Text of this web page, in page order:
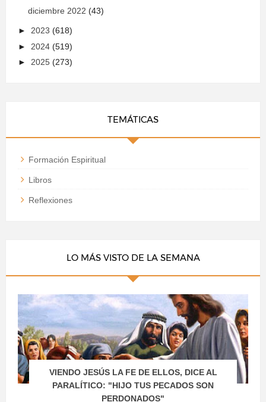
diciembre 2022 (43)
► 2023 (618)
► 2024 (519)
► 2025 (273)
TEMÁTICAS
Formación Espiritual
Libros
Reflexiones
LO MÁS VISTO DE LA SEMANA
VIENDO JESÚS LA FE DE ELLOS, DICE AL
PARALÍTICO: "HIJO TUS PECADOS SON
PERDONADOS"